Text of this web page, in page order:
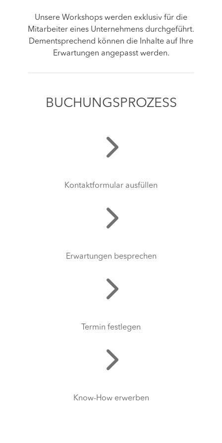
Unsere Workshops werden exklusiv für die
Mitarbeiter eines Unternehmens durchgeführt.
Dementsprechend können die Inhalte auf Ihre
Erwartungen angepasst werden.
BUCHUNGSPROZESS
Kontaktformular ausfüllen
Erwartungen besprechen
Termin festlegen
Know-How erwerben